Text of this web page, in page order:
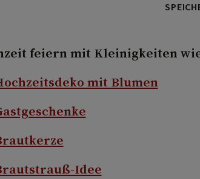
feiern mit Kleinigkeiten
mit Blumen
Idee